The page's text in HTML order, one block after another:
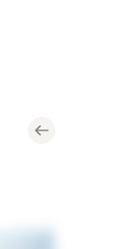
Previous